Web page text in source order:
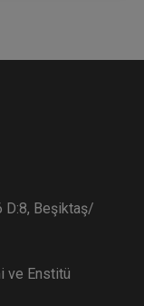
D:8, Beşiktaş/
ve Enstitü